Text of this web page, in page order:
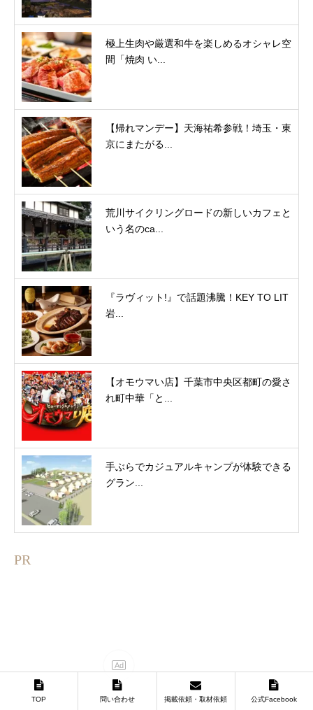
極上生肉や厳選和牛を楽しめるオシャレ空
間「焼肉 い...
【帰れマンデー】天海祐希参戦！埼玉・東
京にまたがる...
荒川サイクリングロードの新しいカフェと
いう名のca...
『ラヴィット!』で話題沸騰！KEY TO LIT
岩...
【オモウマい店】千葉市中央区都町の愛さ
れ町中華「と...
手ぶらでカジュアルキャンプが体験できる
グラン...
PR
TOP 問い合わせ 掲載依頼・取材依頼 公式Facebook